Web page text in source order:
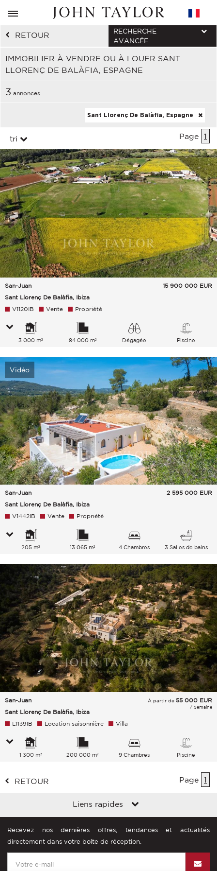
RETOUR
IMMOBILIER À VENDRE OU À LOUER SANT
LLORENÇ DE BALÀFIA, ESPAGNE
RECHERCHE
AVANCÉE
3 annonces
Sant Llorenç De Balàfia, Espagne
tri Page 1
San-Juan
Sant Llorenç De Balàfia, Ibiza
15 900 000 EUR
V1120IB Vente Propriété
3 000 m² 84 000 m²
Dégagée
Piscine
Vidéo
San-Juan
Sant Llorenç De Balàfia, Ibiza
2 595 000 EUR
V1442IB Vente Propriété
205 m² 13 065 m² 4 Chambres 3 Salles de bains
San-Juan
Sant Llorenç De Balàfia, Ibiza
À partir de 55 000 EUR
/ Semaine
L1139IB Location saisonnière Villa
1 300 m² 200 000 m² 9 Chambres Piscine
RETOUR Page 1
Liens rapides
Recevez nos dernières offres, tendances et actualités
directement dans votre boîte de réception.